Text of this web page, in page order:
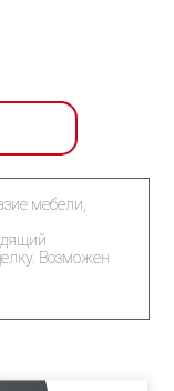
мебели,
Возможен